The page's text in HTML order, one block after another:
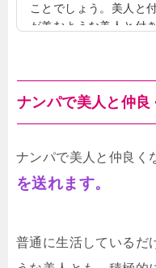
ことでしょう。美人と
が羨むような美人と付
し、実際は美人と付き
か付き合うことができ
ません。美人と付き合
合うための方法につい
潔感を持つことまずは
す。やはり、不衛生な
ナンパで美人と仲良
ナンパで美人と仲良く
を送れます。
普通に生活しているだ